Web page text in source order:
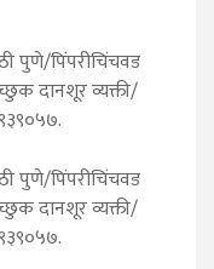
पुणे/पिंपरीचिंचवड
दानशूर व्यक्ती/
पुणे/पिंपरीचिंचवड
दानशूर व्यक्ती/